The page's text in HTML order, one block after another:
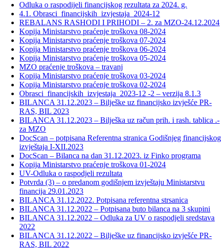
Odluka o raspodijeli financijskog rezultata za 2024. g.
4.1. Obrasci_financijskih_izvjestaja_2024-12
REBALANS RASHODI I PRIHODI – 2. za MZO-24.12.2024
Kopija Ministarstvo praćenje troškova 08-2024
Kopija Ministarstvo praćenje troškova 07-2024
Kopija Ministarstvo praćenje troškova 06-2024
Kopija Ministarstvo praćenje troškova 05-2024
MZO praćenje troškova – travanj
Kopija Ministarstvo praćenje troškova 03-2024
Kopija Ministarstvo praćenje troškova 02-2024
Obrasci_financijskih_izvjestaja_2023-12 -2 – verzija 8.1.3
BILANCA 31.12.2023 – Bilješke uz financijsko izvješće PR-
RAS, BIL 2023
BILANCA 31.12.2023 – Bilješka uz račun prih. i rash. tablica .-
za MZO
DocScan – potpisana Referentna stranica Godišnjeg financijskog
izvještaja I-XII.2023
DocScan – Bilanca na dan 31.12.2023. iz Finko programa
Kopija Ministarstvo praćenje troškova 01-2024
UV-Odluka o raspodjeli rezultata
Potvrda (3) – o predanom godišnjem izvještaju Ministarstvu
financija 29.01.2023
BILANCA 31.12.2022. Potpisana referentna strsanica
BILANCA 31.12.2022 – Potpisana buto bilanca na 3 skupini
BILANCA 31.12.2022 – Odluka za UV o raspodjeli sredstava
2022
BILANCA 31.12.2022 – Bilješke uz financijsko izvješće PR-
RAS, BIL 2022